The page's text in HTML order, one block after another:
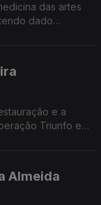
das artes
dado
e a
Triunfo em
Almeida